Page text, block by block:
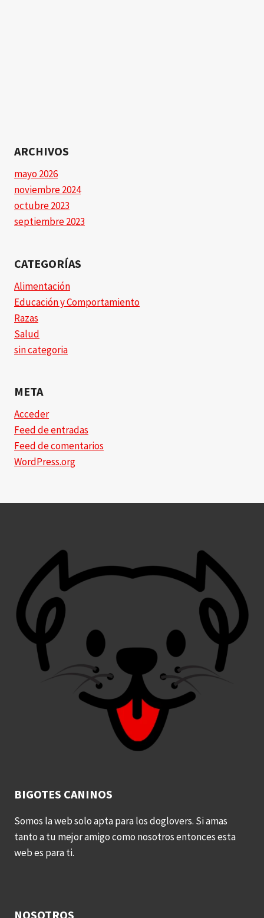
ARCHIVOS
mayo 2026
noviembre 2024
octubre 2023
septiembre 2023
CATEGORÍAS
Alimentación
Educación y Comportamiento
Razas
Salud
sin categoria
META
Acceder
Feed de entradas
Feed de comentarios
WordPress.org
BIGOTES CANINOS
Somos la web solo apta para los doglovers. Si amas
tanto a tu mejor amigo como nosotros entonces esta
web es para ti.
NOSOTROS